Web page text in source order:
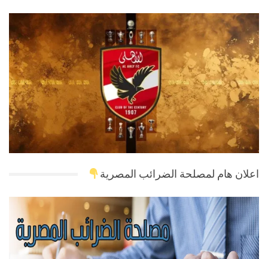
اعلان هام لمصلحة الضرائب المصرية